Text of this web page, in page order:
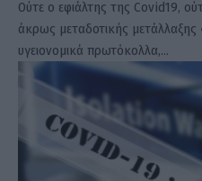
Ούτε ο εφιάλτης της Covid19,
άκρως μεταδοτικής
υγειονομικά πρωτόκολλα,…